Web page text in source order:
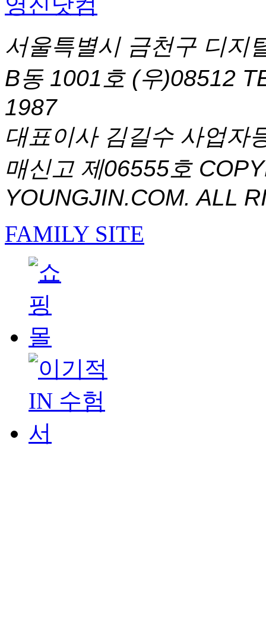
서울특별시 금천구 디지
B동 1001호 (우)08512
1987
대표이사 김길수 사업자
매신고 제06555호
YOUNGJIN.COM. ALL
FAMILY SITE